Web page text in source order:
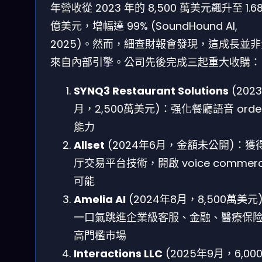
年營收從 2023 年的 8,500 萬美元飆升至
億美元，增幅達 99% (SoundHound AI,
2025)。然而，細查財報會發現，這成長並
來自內部引擎。公司先後完成三起重大收購：
SYNQ3 Restaurant Solutions
月，2,500萬美元)：强化餐廳語音
能力
Allset (2024年6月，金額未公開)：獲
厅交易平台技術，開啟 voice
可能
Amelia AI (2024年8月，8,500萬美元
一口氣跳進企業級客服、金融、醫療保
高門檻市場
Interactions LLC (2025年9月，